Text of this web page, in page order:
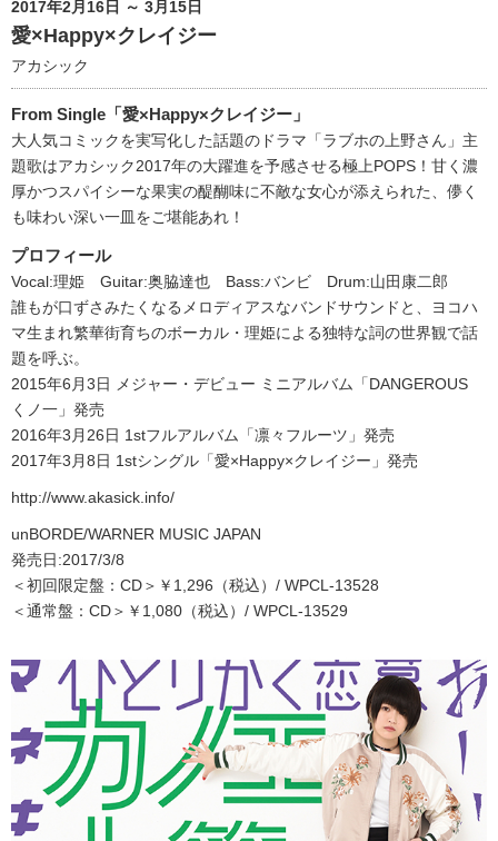
2017年2月16日 ～ 3月15日
愛×Happy×クレイジー
アカシック
From Single「愛×Happy×クレイジー」
大人気コミックを実写化した話題のドラマ「ラブホの上野さん」主
題歌はアカシック2017年の大躍進を予感させる極上POPS！甘く濃
厚かつスパイシーな果実の醍醐味に不敵な女心が添えられた、儚く
も味わい深い一皿をご堪能あれ！
プロフィール
Vocal:理姫 Guitar:奥脇達也 Bass:バンビ Drum:山田康二郎
誰もが口ずさみたくなるメロディアスなバンドサウンドと、ヨコハ
マ生まれ繁華街育ちのボーカル・理姫による独特な詞の世界観で話
題を呼ぶ。
2015年6月3日 メジャー・デビュー ミニアルバム「DANGEROUS
くノ一」発売
2016年3月26日 1stフルアルバム「凛々フルーツ」発売
2017年3月8日 1stシングル「愛×Happy×クレイジー」発売
http://www.akasick.info/
unBORDE/WARNER MUSIC JAPAN
発売日:2017/3/8
＜初回限定盤：CD＞￥1,296（税込）/ WPCL-13528
＜通常盤：CD＞￥1,080（税込）/ WPCL-13529